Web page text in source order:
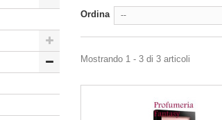
Ordina --
Mostrando 1 - 3 di 3 articoli